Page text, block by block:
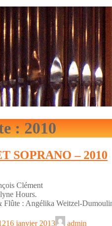
:2010
SOPRANO – 2010
Clément
Hours.
Flûte : Angélika Weitzel-
16 janvier 2013 admin